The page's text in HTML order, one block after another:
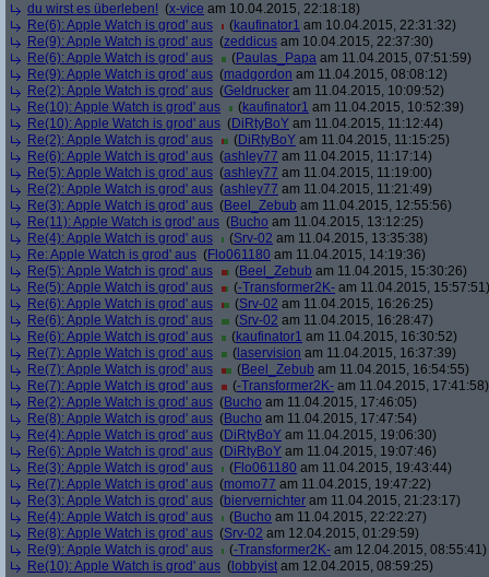
du wirst es überleben! (x-vice am 10.04.2015, 22:18:18)
Re(6): Apple Watch is grod' aus
(kaufinator1 am 10.04.2015, 22:31:32)
Re(9): Apple Watch is grod' aus (zeddicus am 10.04.2015, 22:37:30)
Re(6): Apple Watch is grod' aus
(Paulas_Papa am 11.04.2015, 07:51:59)
Re(9): Apple Watch is grod' aus (madgordon am 11.04.2015, 08:08:12)
Re(2): Apple Watch is grod' aus (Geldrucker am 11.04.2015, 10:09:52)
Re(10): Apple Watch is grod' aus
(kaufinator1 am 11.04.2015, 10:52:39)
Re(10): Apple Watch is grod' aus (DiRtyBoY am 11.04.2015, 11:12:44)
Re(2): Apple Watch is grod' aus
(DiRtyBoY am 11.04.2015, 11:15:25)
Re(6): Apple Watch is grod' aus (ashley77 am 11.04.2015, 11:17:14)
Re(5): Apple Watch is grod' aus (ashley77 am 11.04.2015, 11:19:00)
Re(2): Apple Watch is grod' aus (ashley77 am 11.04.2015, 11:21:49)
Re(3): Apple Watch is grod' aus (Beel_Zebub am 11.04.2015, 12:55:56)
Re(11): Apple Watch is grod' aus (Bucho am 11.04.2015, 13:12:25)
Re(4): Apple Watch is grod' aus
(Srv-02 am 11.04.2015, 13:35:38)
Re: Apple Watch is grod' aus (Flo061180 am 11.04.2015, 14:19:36)
Re(5): Apple Watch is grod' aus
(Beel_Zebub am 11.04.2015, 15:30:26)
Re(5): Apple Watch is grod' aus
(-Transformer2K- am 11.04.2015, 15:57:51)
Re(6): Apple Watch is grod' aus
(Srv-02 am 11.04.2015, 16:26:25)
Re(6): Apple Watch is grod' aus
(Srv-02 am 11.04.2015, 16:28:47)
Re(6): Apple Watch is grod' aus
(kaufinator1 am 11.04.2015, 16:30:52)
Re(7): Apple Watch is grod' aus
( laservision am 11.04.2015, 16:37:39)
Re(7): Apple Watch is grod' aus
(Beel_Zebub am 11.04.2015, 16:54:55)
Re(7): Apple Watch is grod' aus
(-Transformer2K- am 11.04.2015, 17:41:58)
Re(2): Apple Watch is grod' aus (Bucho am 11.04.2015, 17:46:05)
Re(8): Apple Watch is grod' aus (Bucho am 11.04.2015, 17:47:54)
Re(4): Apple Watch is grod' aus (DiRtyBoY am 11.04.2015, 19:06:30)
Re(6): Apple Watch is grod' aus (DiRtyBoY am 11.04.2015, 19:07:46)
Re(3): Apple Watch is grod' aus
(Flo061180 am 11.04.2015, 19:43:44)
Re(7): Apple Watch is grod' aus (momo77 am 11.04.2015, 19:47:22)
Re(3): Apple Watch is grod' aus (biervernichter am 11.04.2015, 21:23:17)
Re(4): Apple Watch is grod' aus
(Bucho am 11.04.2015, 22:22:27)
Re(8): Apple Watch is grod' aus (Srv-02 am 12.04.2015, 01:29:59)
Re(9): Apple Watch is grod' aus
(-Transformer2K- am 12.04.2015, 08:55:41)
Re(10): Apple Watch is grod' aus ( lobbyist am 12.04.2015, 08:59:25)